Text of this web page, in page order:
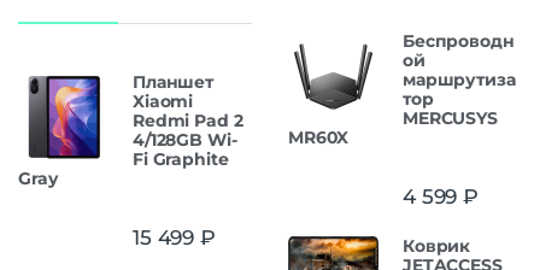
Планшет
Xiaomi
Redmi Pad 2
4/128GB Wi-
Fi Graphite
Gray
15 499 ₽
Беспроводн
ой
маршрутиза
тор
MERCUSYS
MR60X
4 599 ₽
Коврик
JETACCESS